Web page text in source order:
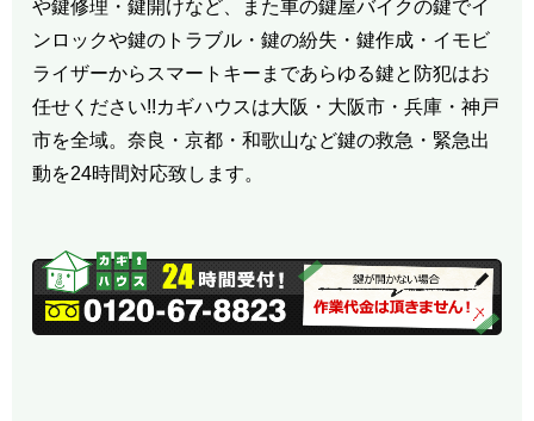
や鍵修理・鍵開けなど、また車の鍵屋バイクの鍵でイ
ンロックや鍵のトラブル・鍵の紛失・鍵作成・イモビ
ライザーからスマートキーまであらゆる鍵と防犯はお
任せください!!カギハウスは大阪・大阪市・兵庫・神戸
市を全域。奈良・京都・和歌山など鍵の救急・緊急出
動を24時間対応致します。